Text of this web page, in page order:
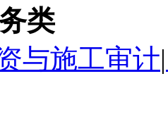
类
与施工审计|